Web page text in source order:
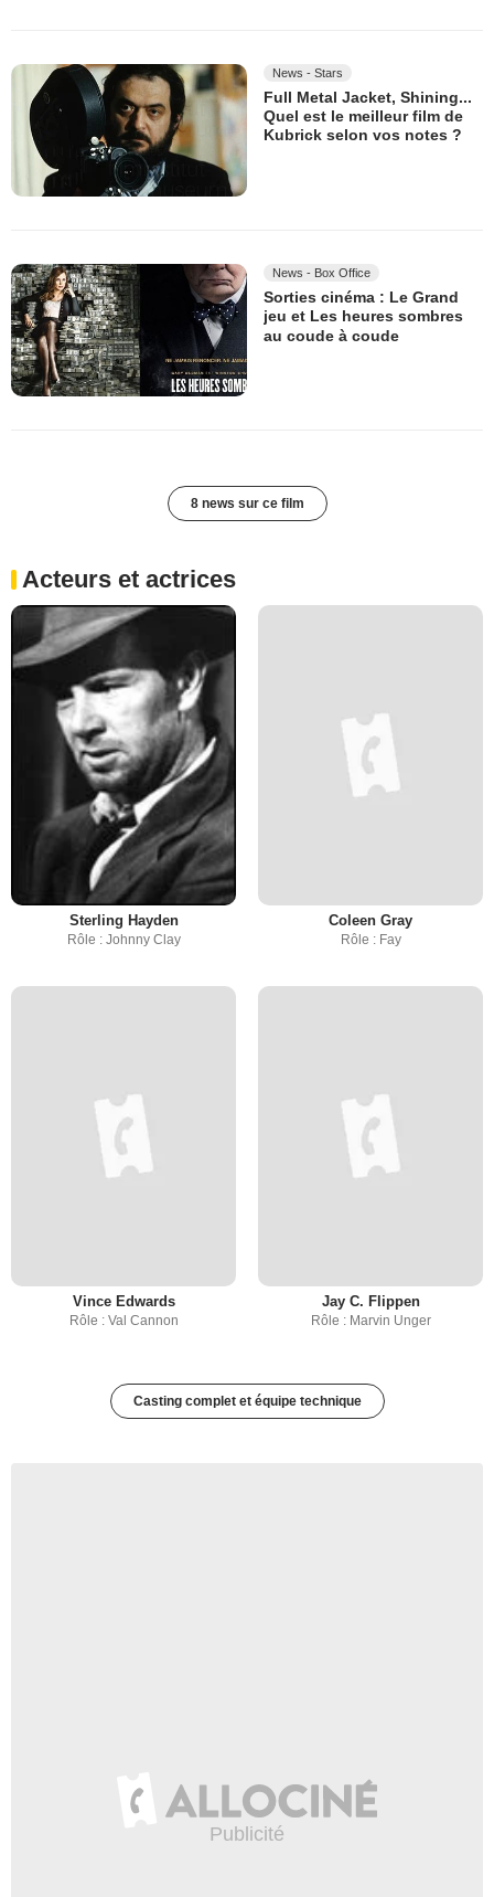
News - Stars
Full Metal Jacket, Shining...
Quel est le meilleur film de
Kubrick selon vos notes ?
News - Box Office
Sorties cinéma : Le Grand
jeu et Les heures sombres
au coude à coude
8 news sur ce film
Acteurs et actrices
Sterling Hayden
Rôle : Johnny Clay
Coleen Gray
Rôle : Fay
Vince Edwards
Rôle : Val Cannon
Jay C. Flippen
Rôle : Marvin Unger
Casting complet et équipe technique